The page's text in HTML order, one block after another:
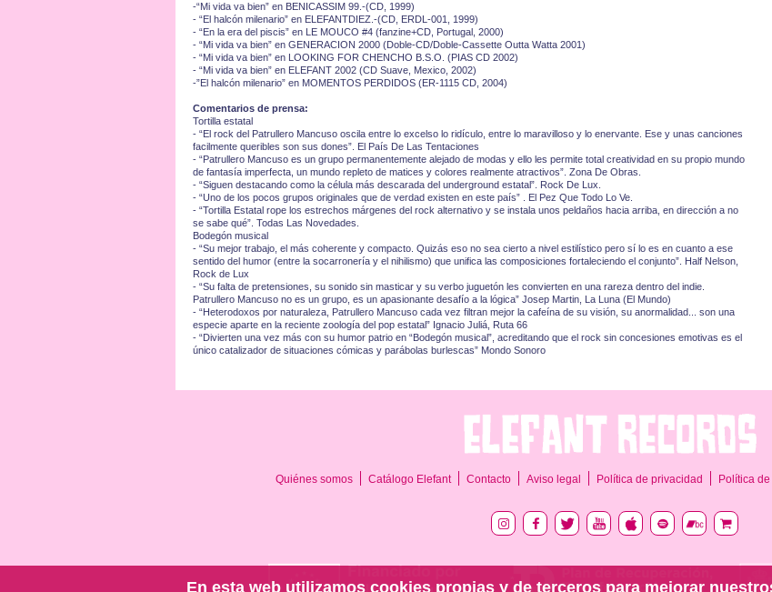
-“Mi vida va bien” en BENICASSIM 99.-(CD, 1999)
- “El halcón milenario” en ELEFANTDIEZ.-(CD, ERDL-001, 1999)
- “En la era del piscis” en LE MOUCO #4 (fanzine+CD, Portugal, 2000)
- “Mi vida va bien” en GENERACION 2000 (Doble-CD/Doble-Cassette Outta Watta 2001)
- “Mi vida va bien” en LOOKING FOR CHENCHO B.S.O. (PIAS CD 2002)
- “Mi vida va bien” en ELEFANT 2002 (CD Suave, Mexico, 2002)
-”El halcón milenario” en MOMENTOS PERDIDOS (ER-1115 CD, 2004)
Comentarios de prensa:
Tortilla estatal
- “El rock del Patrullero Mancuso oscila entre lo excelso lo ridículo, entre lo maravilloso y lo enervante. Ese y unas canciones
facilmente queribles son sus dones”. El País De Las Tentaciones
- “Patrullero Mancuso es un grupo permanentemente alejado de modas y ello les permite total creatividad en su propio mundo
de fantasía imperfecta, un mundo repleto de matices y colores realmente atractivos”. Zona De Obras.
- “Siguen destacando como la célula más descarada del underground estatal”. Rock De Lux.
- “Uno de los pocos grupos originales que de verdad existen en este país” . El Pez Que Todo Lo Ve.
- “Tortilla Estatal rope los estrechos márgenes del rock alternativo y se instala unos peldaños hacia arriba, en dirección a no
se sabe qué”. Todas Las Novedades.
Bodegón musical
- “Su mejor trabajo, el más coherente y compacto. Quizás eso no sea cierto a nivel estilístico pero sí lo es en cuanto a ese
sentido del humor (entre la socarronería y el nihilismo) que unifica las composiciones fortaleciendo el conjunto”. Half Nelson,
Rock de Lux
- “Su falta de pretensiones, su sonido sin masticar y su verbo juguetón les convierten en una rareza dentro del indie.
Patrullero Mancuso no es un grupo, es un apasionante desafío a la lógica” Josep Martin, La Luna (El Mundo)
- “Heterodoxos por naturaleza, Patrullero Mancuso cada vez filtran mejor la cafeína de su visión, su anormalidad... son una
especie aparte en la reciente zoología del pop estatal” Ignacio Juliá, Ruta 66
- “Divierten una vez más con su humor patrio en “Bodegón musical”, acreditando que el rock sin concesiones emotivas es el
único catalizador de situaciones cómicas y parábolas burlescas” Mondo Sonoro
Quiénes somos Catálogo Elefant Contacto Aviso legal Política de privacidad Política
En esta web utilizamos cookies propias y de terceros para mejorar